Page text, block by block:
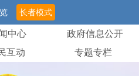
长者模式
中心
政府信息公开
互动 专题专栏